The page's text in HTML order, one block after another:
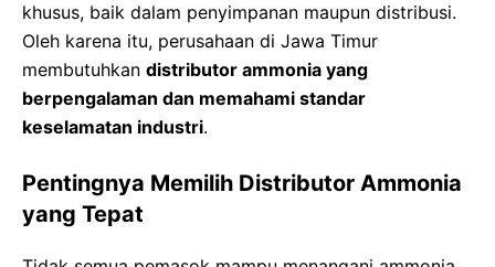
khusus, baik dalam penyimpanan maupun distribusi.
Oleh karena itu, perusahaan di Jawa Timur
membutuhkan distributor ammonia yang
berpengalaman dan memahami standar
keselamatan industri.
Pentingnya Memilih Distributor Ammonia
yang Tepat